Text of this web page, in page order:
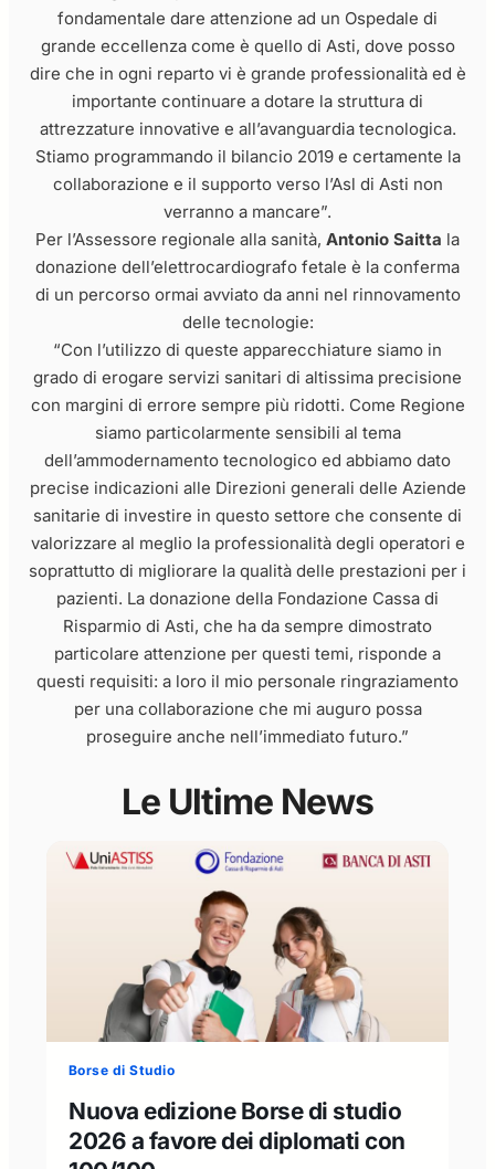
fondamentale dare attenzione ad un Ospedale di
grande eccellenza come è quello di Asti, dove posso
dire che in ogni reparto vi è grande professionalità ed è
importante continuare a dotare la struttura di
attrezzature innovative e all’avanguardia tecnologica.
Stiamo programmando il bilancio 2019 e certamente la
collaborazione e il supporto verso l’Asl di Asti non
verranno a mancare”.
Per l’Assessore regionale alla sanità, Antonio Saitta la
donazione dell’elettrocardiografo fetale è la conferma
di un percorso ormai avviato da anni nel rinnovamento
delle tecnologie:
“Con l’utilizzo di queste apparecchiature siamo in
grado di erogare servizi sanitari di altissima precisione
con margini di errore sempre più ridotti. Come Regione
siamo particolarmente sensibili al tema
dell’ammodernamento tecnologico ed abbiamo dato
precise indicazioni alle Direzioni generali delle Aziende
sanitarie di investire in questo settore che consente di
valorizzare al meglio la professionalità degli operatori e
soprattutto di migliorare la qualità delle prestazioni per i
pazienti. La donazione della Fondazione Cassa di
Risparmio di Asti, che ha da sempre dimostrato
particolare attenzione per questi temi, risponde a
questi requisiti: a loro il mio personale ringraziamento
per una collaborazione che mi auguro possa
proseguire anche nell’immediato futuro.”
Le Ultime News
Borse di Studio
Nuova edizione Borse di studio
2026 a favore dei diplomati con